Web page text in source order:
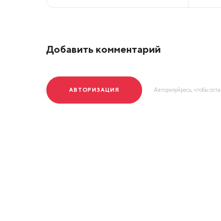
Добавить комментарий
АВТОРИЗАЦИЯ Авторизуйресь, чтобы